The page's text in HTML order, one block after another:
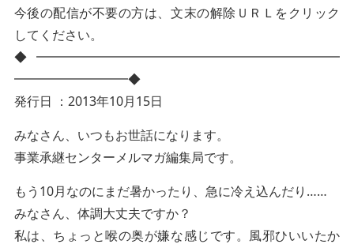
今後の配信が不要の方は、文末の解除ＵＲＬをクリック
してください。
◆━━━━━━━━━━━━━━━━━━━━━━━━
━━━━━━━━━◆
発行日 ：2013年10月15日
みなさん、いつもお世話になります。
事業承継センターメルマガ編集局です。
もう10月なのにまだ暑かったり、急に冷え込んだり……
みなさん、体調大丈夫ですか？
私は、ちょっと喉の奥が嫌な感じです。風邪ひいいたか